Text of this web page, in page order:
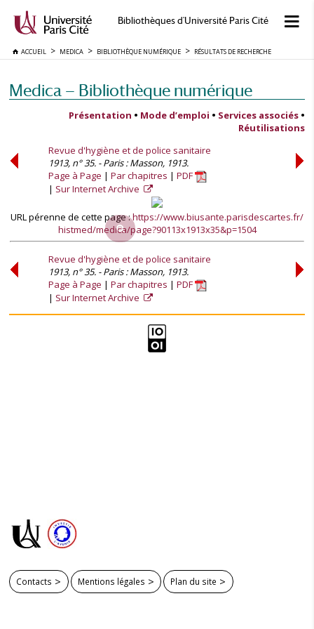
Bibliothèques d'Université Paris Cité
ACCUEIL MEDICA BIBLIOTHÈQUE NUMÉRIQUE RÉSULTATS DE RECHERCHE
Medica — Bibliothèque numérique
Présentation • Mode d’emploi • Services associés •
Réutilisations
Revue d'hygiène et de police sanitaire
1913, n° 35. - Paris : Masson, 1913.
Page à Page
Par chapitres
PDF
Sur Internet Archive
URL pérenne de cette page :https://www.biusante.parisdescartes.fr/
histmed/medica/page?90113x1913x35&p=1504
Revue d'hygiène et de police sanitaire
1913, n° 35. - Paris : Masson, 1913.
Page à Page
Par chapitres
PDF
Sur Internet Archive
Contacts Mentions légales Plan du site